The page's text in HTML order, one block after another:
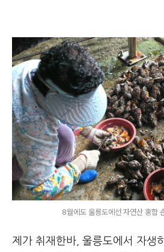
8월에도 울릉도에선 자연산 홍합
제가 취재한바, 울릉도에서 자생